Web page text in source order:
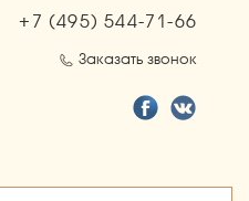
+7 (495) 544-71-66
Заказать звонок